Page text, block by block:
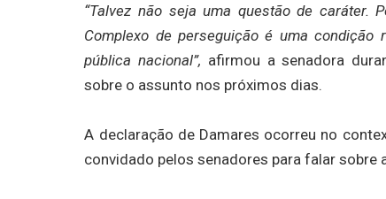
“Talvez não seja uma questão de caráter.
Complexo de perseguição é uma
pública nacional”, afirmou a senadora
sobre o assunto nos próximos dias.
A declaração de Damares ocorreu no
convidado pelos senadores para falar